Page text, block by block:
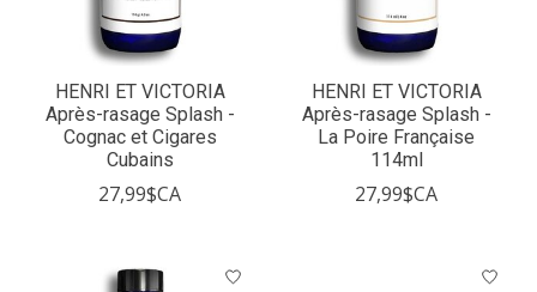
HENRI ET VICTORIA
Après-rasage Splash -
Cognac et Cigares
Cubains
27,99$CA
HENRI ET VICTORIA
Après-rasage Splash -
La Poire Française
114ml
27,99$CA